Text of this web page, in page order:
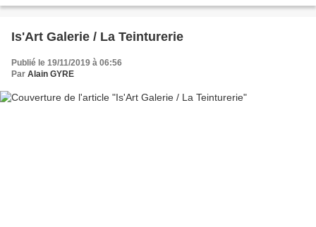
Is'Art Galerie / La Teinturerie
Publié le 19/11/2019 à 06:56
Par Alain GYRE